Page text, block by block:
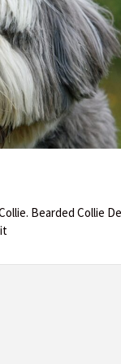
Bearded Collie De